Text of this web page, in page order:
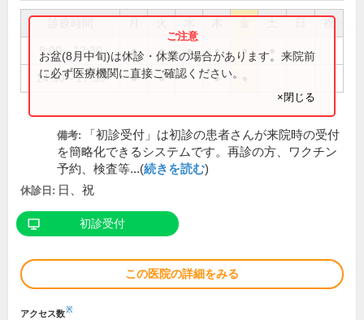
祝
9:00～12:30 ● ● ● ● ●
14:30～17:30 ● ● ●
お盆(8月中旬)は休診・休業の場合があります。来院前
に必ず医療機関に直接ご確認ください。
×閉じる
備考:
「初診受付」は初診の患者さんが来院時の受付
を簡略化できるシステムです。再診の方、ワクチン
予約、検査等...(続きを読む)
休診日: 日、祝
初診受付
この医院の詳細をみる
アクセス数※